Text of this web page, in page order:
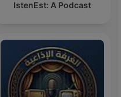
IstenEst: A Podcast